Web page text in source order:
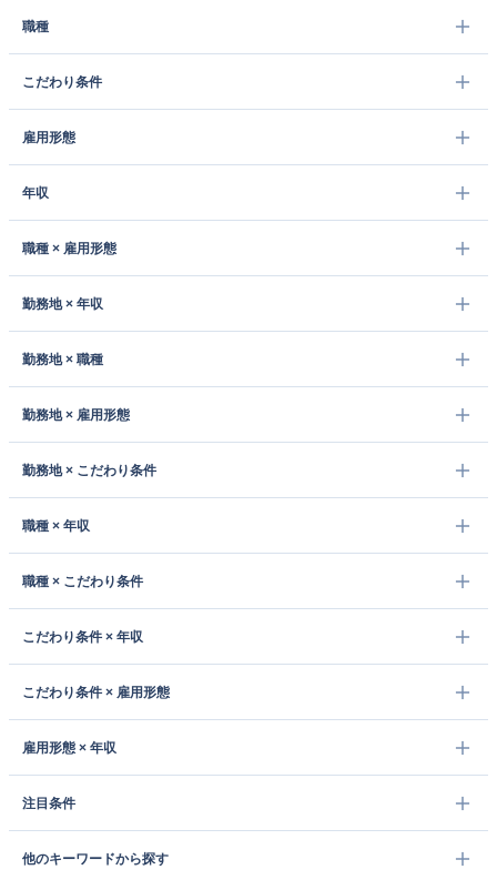
職種
こだわり条件
雇用形態
年収
職種 × 雇用形態
勤務地 × 年収
勤務地 × 職種
勤務地 × 雇用形態
勤務地 × こだわり条件
職種 × 年収
職種 × こだわり条件
こだわり条件 × 年収
こだわり条件 × 雇用形態
雇用形態 × 年収
注目条件
他のキーワードから探す